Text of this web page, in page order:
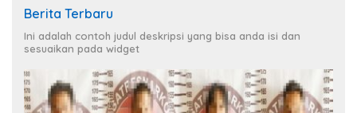
Berita Terbaru
Ini adalah contoh judul deskripsi yang bisa anda isi dan
sesuaikan pada widget